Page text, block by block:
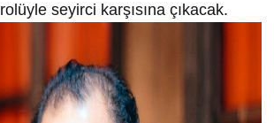
rolüyle seyirci karşısına çıkacak.